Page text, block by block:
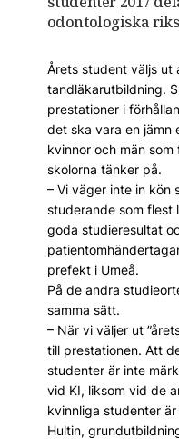
odontologiska
Årets student väljs ut
tandläkarutbildning.
prestationer i
det ska vara en jämn
kvinnor och män
skolorna tänker på.
– Vi väger inte in kön
studerande som flest
goda studieresultat
prefekt i Umeå.
På de andra
samma sätt.
– När vi väljer ut
till prestationen. Att
studenter är inte
vid KI, liksom vid de
kvinnliga studenter
Hultin,